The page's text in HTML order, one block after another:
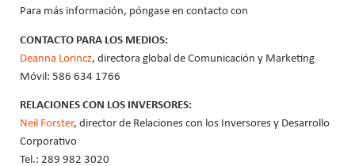
Para más información, póngase en contacto con
CONTACTO PARA LOS MEDIOS:
Deanna Lorincz, directora global de Comunicación y Marketing
Móvil: 586 634 1766
RELACIONES CON LOS INVERSORES:
Neil Forster, director de Relaciones con los Inversores y Desarrollo
Corporativo
Tel.: 289 982 3020